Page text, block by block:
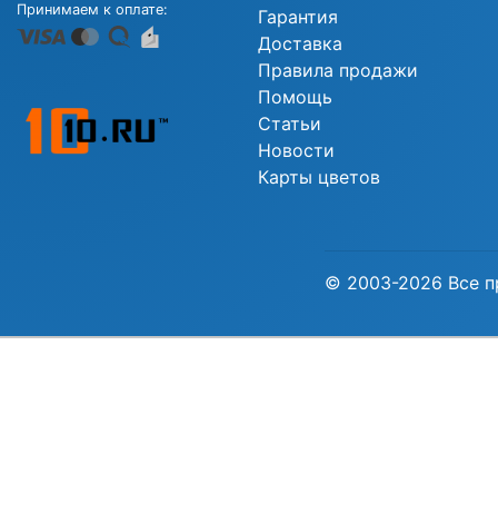
Принимаем к оплате:
Гарантия
Доставка
Правила продажи
Помощь
Статьи
Новости
Карты цветов
© 2003-2026 Все